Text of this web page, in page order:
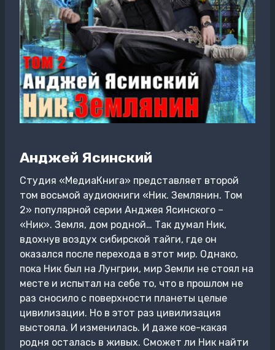
Анджей Ясинский
Студия «МедиаКнига» представляет второй
том восьмой аудиокниги «Ник. Землянин. Том
2» популярной серии Анджея Ясинского –
«Ник». Земля, дом родной… Так думал Ник,
вдохнув воздух сибирской тайги, где он
оказался после перехода в этот мир. Однако,
пока Ник был на Лунгрии, мир Земли не стоял на
месте и испытал на себе то, что в прошлом не
раз сносило с поверхности планеты целые
цивилизации. Но в этот раз цивилизация
выстояла. И изменилась. И даже кое-какая
родня осталась в живых. Сможет ли Ник найти